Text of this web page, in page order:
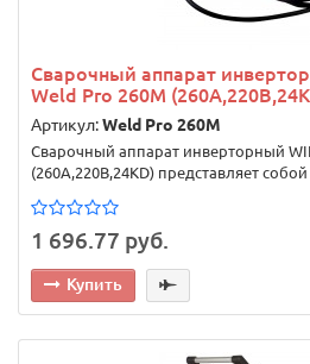
Сварочный аппарат
Weld Pro 260M
Артикул:Weld Pro 260M
Сварочный аппарат инверторный
(260A,220В,24KD) представляет
1 696.77 руб.
Купить